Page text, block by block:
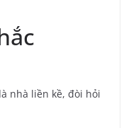
nhà liền kề, đòi hỏi